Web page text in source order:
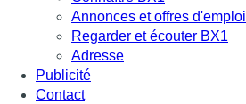
Annonces et offres d'emploi
Regarder et écouter BX1
Adresse
Publicité
Contact